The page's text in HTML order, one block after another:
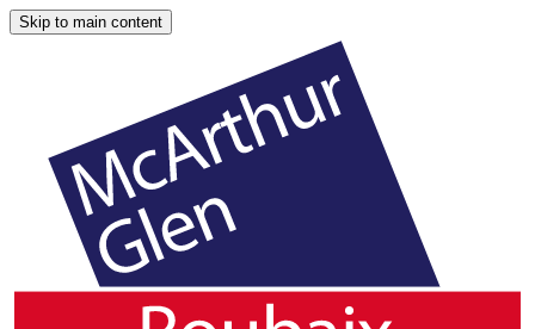
Skip to main content